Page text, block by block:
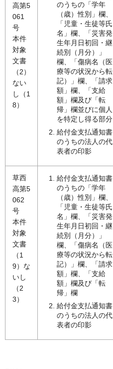
高第5
061
号
本件
対象
文書
（2）
ない
し（1
8）
のうちの「学年
（歳）性別」欄、
「児童・生徒等氏
名」欄、「災害発
生年月日初回・継
続別（月分）」
欄、「傷病名（医
療等の状況から転
記）」欄、「請求
額」欄、「支給
額」欄及び「転
帰」欄並びに個人
を特定し得る部分
給付金支払通知書
のうちの法人の代
表者の印影
草西
高第5
062
号
本件
対象
文書
（1
9）な
いし
（2
3）
給付金支払通知書
のうちの「学年
（歳）性別」欄、
「児童・生徒等氏
名」欄、「災害発
生年月日初回・継
続別（月分）」
欄、「傷病名（医
療等の状況から転
記）」欄、「請求
額」欄、「支給
額」欄及び「転
帰」欄
給付金支払通知書
のうちの法人の代
表者の印影